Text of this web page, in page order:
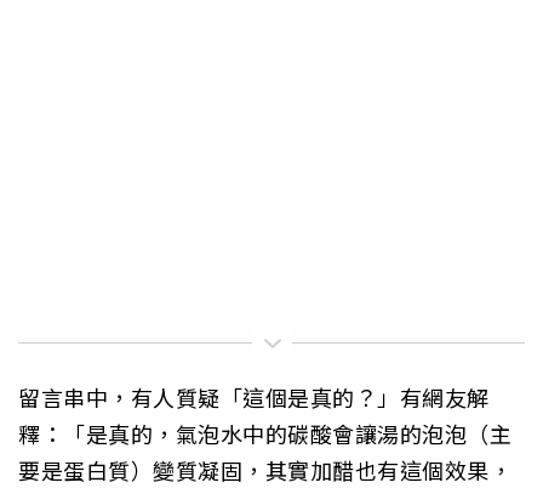
留言串中，有人質疑「這個是真的？」有網友解
釋：「是真的，氣泡水中的碳酸會讓湯的泡泡（主
要是蛋白質）變質凝固，其實加醋也有這個效果，